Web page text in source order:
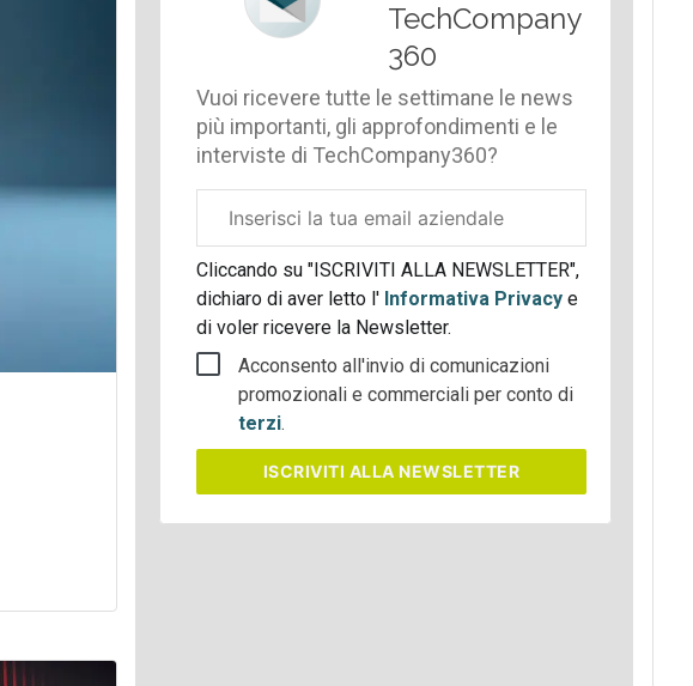
TechCompany
360
Vuoi ricevere tutte le settimane le news
più importanti, gli approfondimenti e le
interviste di TechCompany360?
aziendale
Cliccando su "ISCRIVITI ALLA NEWSLETTER",
dichiaro di aver letto l'Informativa Privacy e
di voler ricevere la Newsletter.
Acconsento all'invio di comunicazioni
promozionali e commerciali per conto di
terzi.
ISCRIVITI ALLA NEWSLETTER